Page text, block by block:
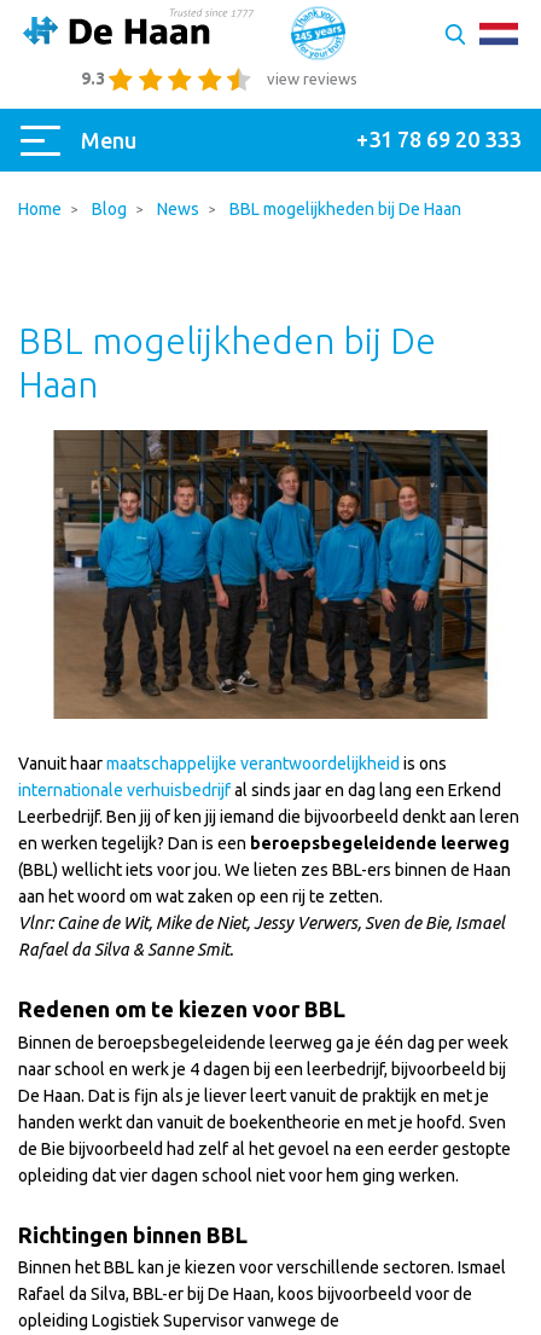
view reviews
9.3
Menu +31 78 69 20 333
Home Blog News BBL mogelijkheden bij De Haan
BBL mogelijkheden bij De
Haan
Vanuit haarmaatschappelijke verantwoordelijkheid is ons
internationale verhuisbedrijfal sinds jaar en dag lang een Erkend
Leerbedrijf. Ben jij of ken jij iemand die bijvoorbeeld denkt aan leren
en werken tegelijk? Dan is een beroepsbegeleidende leerweg
(BBL) wellicht iets voor jou. We lieten zes BBL-ers binnen de Haan
aan het woord om wat zaken op een rij te zetten.
Vlnr: Caine de Wit, Mike de Niet, Jessy Verwers, Sven de Bie, Ismael
Rafael da Silva & Sanne Smit.
Redenen om te kiezen voor BBL
Binnen de beroepsbegeleidende leerweg ga je één dag per week
naar school en werk je 4 dagen bij een leerbedrijf, bijvoorbeeld bij
De Haan. Dat is fijn als je liever leert vanuit de praktijk en met je
handen werkt dan vanuit de boekentheorie en met je hoofd. Sven
de Bie bijvoorbeeld had zelf al het gevoel na een eerder gestopte
opleiding dat vier dagen school niet voor hem ging werken.
Richtingen binnen BBL
Binnen het BBL kan je kiezen voor verschillende sectoren. Ismael
Rafael da Silva, BBL-er bij De Haan, koos bijvoorbeeld voor de
opleiding Logistiek Supervisor vanwege de